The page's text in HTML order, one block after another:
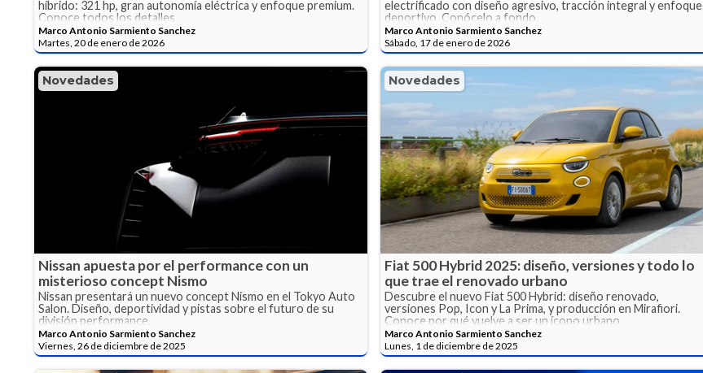
híbrido: 321 hp, gran autonomía eléctrica y enfoque premium.
Conoce todos los detalles
Marco Antonio Sarmiento Sanchez
Martes, 20 de enero de 2026
electrificado con diseño agresivo, tracción integral y enfoque
deportivo. Conócelo a fondo.
Marco Antonio Sarmiento Sanchez
Sábado, 17 de enero de 2026
Novedades
Nissan apuesta por el performance con un
misterioso concept Nismo
Nissan presentará un nuevo concept Nismo en el Tokyo Auto
Salon. Diseño, deportividad y pistas sobre el futuro de su
división performance.
Marco Antonio Sarmiento Sanchez
Viernes, 26 de diciembre de 2025
Novedades
Fiat 500 Hybrid 2025: diseño, versiones y todo lo
que trae el renovado urbano
Descubre el nuevo Fiat 500 Hybrid: diseño renovado,
versiones Pop, Icon y La Prima, y producción en Mirafiori.
Conoce por qué vuelve a ser un ícono urbano.
Marco Antonio Sarmiento Sanchez
Lunes, 1 de diciembre de 2025